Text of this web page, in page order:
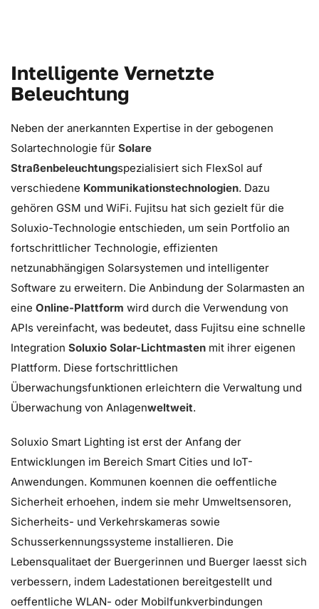
Intelligente Vernetzte
Beleuchtung
Neben der anerkannten Expertise in der gebogenen
Solartechnologie für Solare
Straßenbeleuchtungspezialisiert sich FlexSol auf
verschiedene Kommunikationstechnologien. Dazu
gehören GSM und WiFi. Fujitsu hat sich gezielt für die
Soluxio-Technologie entschieden, um sein Portfolio an
fortschrittlicher Technologie, effizienten
netzunabhängigen Solarsystemen und intelligenter
Software zu erweitern. Die Anbindung der Solarmasten an
eine Online-Plattform wird durch die Verwendung von
APIs vereinfacht, was bedeutet, dass Fujitsu eine schnelle
Integration Soluxio Solar-Lichtmasten mit ihrer eigenen
Plattform. Diese fortschrittlichen
Überwachungsfunktionen erleichtern die Verwaltung und
Überwachung von Anlagenweltweit.
Soluxio Smart Lighting ist erst der Anfang der
Entwicklungen im Bereich Smart Cities und IoT-
Anwendungen. Kommunen koennen die oeffentliche
Sicherheit erhoehen, indem sie mehr Umweltsensoren,
Sicherheits- und Verkehrskameras sowie
Schusserkennungssysteme installieren. Die
Lebensqualitaet der Buergerinnen und Buerger laesst sich
verbessern, indem Ladestationen bereitgestellt und
oeffentliche WLAN- oder Mobilfunkverbindungen